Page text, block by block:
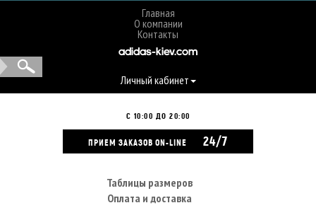
Главная
О компании
Контакты
adidas-kiev.com
Личный кабинет
С 10:00 ДО 20:00
ПРИЕМ ЗАКАЗОВ ON-LINE 24/7
Таблицы размеров
Оплата и доставка